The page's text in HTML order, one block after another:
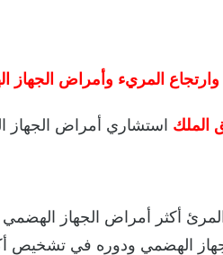
المريء وأمراض الجهاز
الملك استشاري أمراض الجهاز
أكثر أمراض الجهاز
الهضمي ودوره في تشخيص